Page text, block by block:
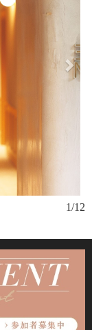
1/12